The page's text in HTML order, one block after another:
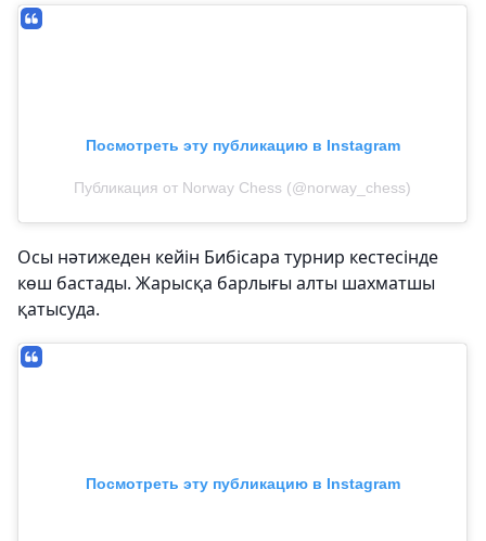
Посмотреть эту публикацию в Instagram
Публикация от Norway Chess (@norway_chess)
Осы нәтижеден кейін Бибісара турнир кестесінде
көш бастады. Жарысқа барлығы алты шахматшы
қатысуда.
Посмотреть эту публикацию в Instagram